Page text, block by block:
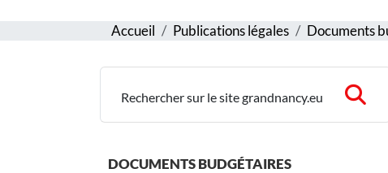
Accueil Publications légales Documents
Rechercher sur le site grandnancy.eu
DOCUMENTS BUDGÉTAIRES